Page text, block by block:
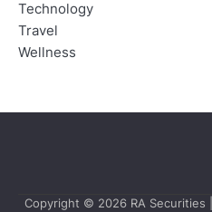
Technology
Travel
Wellness
Copyright © 2026 RA Securities